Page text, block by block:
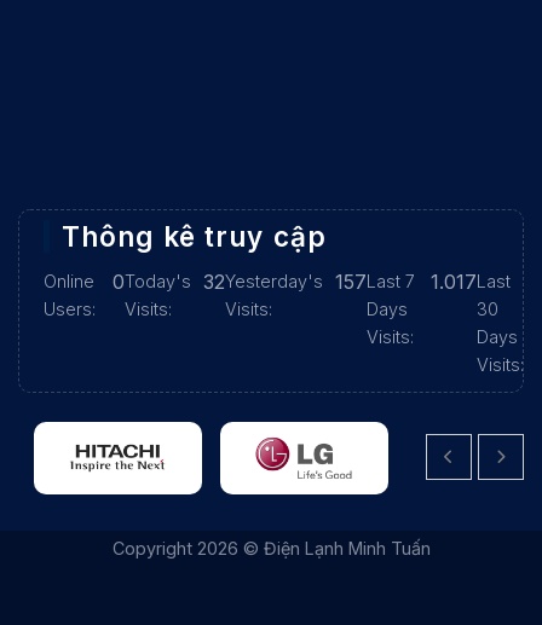
Thông kê truy cập
Online
Users:
0Today's
Visits:
32Yesterday's
Visits:
157Last 7
Days
Visits:
1.017Last
30
Days
Visits:
Copyright 2026 © Điện Lạnh Minh Tuấn